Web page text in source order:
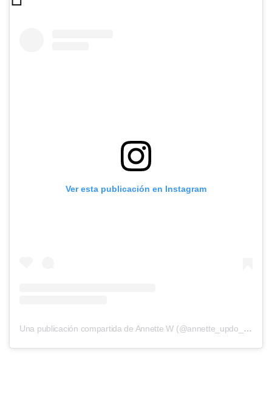
Ver esta publicación en Instagram
Una publicación compartida de Annette W (@annette_updo_artist)